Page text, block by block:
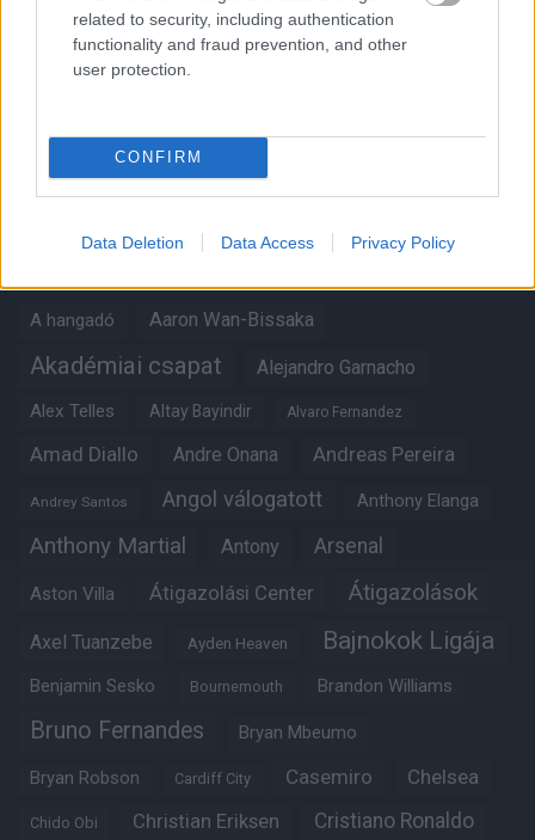
related to security, including authentication
functionality and fraud prevention, and other
user protection.
CONFIRM
Data Deletion Data Access Privacy Policy
Címkék
A hangadó Aaron Wan-Bissaka
Akadémiai csapat Alejandro Garnacho
Alex Telles Altay Bayindir Alvaro Fernandez
Amad Diallo Andre Onana Andreas Pereira
Andrey Santos Angol válogatott Anthony Elanga
Anthony Martial Antony Arsenal
Aston Villa Átigazolási Center Átigazolások
Axel Tuanzebe Ayden Heaven Bajnokok Ligája
Benjamin Sesko Bournemouth Brandon Williams
Bruno Fernandes Bryan Mbeumo
Bryan Robson Cardiff City Casemiro Chelsea
Chido Obi Christian Eriksen Cristiano Ronaldo